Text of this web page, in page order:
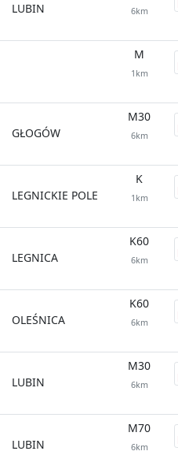
LUBIN 6km
M
1km
GŁOGÓW
M30
6km
LEGNICKIE POLE
K
1km
LEGNICA
K60
6km
OLEŚNICA
K60
6km
LUBIN
M30
6km
LUBIN
M70
6km